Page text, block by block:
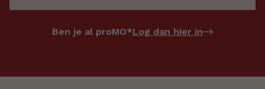
Ben je al proMO*Log dan hier in